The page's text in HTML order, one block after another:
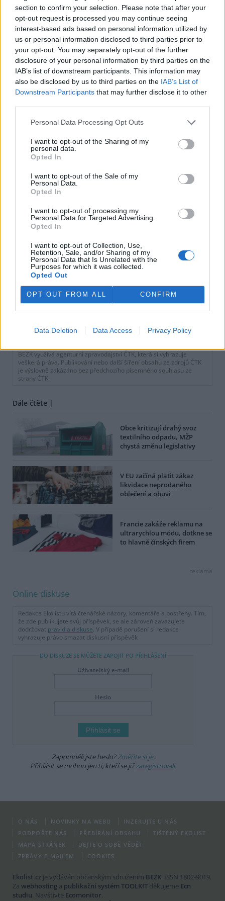
section to confirm your selection. Please note that after your
opt-out request is processed you may continue seeing
interest-based ads based on personal information utilized by
us or personal information disclosed to third parties prior to
your opt-out. You may separately opt-out of the further
disclosure of your personal information by third parties on the
IAB’s list of downstream participants. This information may
also be disclosed by us to third parties on the IAB’s List of
Downstream Participants that may further disclose it to other
Personal Data Processing Opt Outs
I want to opt-out of the Sharing of my
personal data.
Opted In
I want to opt-out of the Sale of my
Personal Data.
Opted In
I want to opt-out of processing my
Personal Data for Targeted Advertising.
Opted In
I want to opt-out of Collection, Use,
Retention, Sale, and/or Sharing of my
Personal Data that Is Unrelated with the
Purposes for which it was collected.
Opted Out
OPT OUT FROM ALL CONFIRM
Data Deletion Data Access Privacy Policy
Expozice poukazuje také na problém nekonečné repetitivní
práce. Vedle Froňka se na projektu pedagogicky podíleli
vedoucí těchto ateliérů – Simona Rybáková a Jiří Thýn.
Název Wasted Waste lze podle nich chápat jako
nepromarněnou příležitost s odpadem.
V Miláně se studenti představí od 20. do 26. dubna v
bývalé vojenské nemocnici Baggio, v Česku bude k vidění
na podzimním Designbloku.
reklama
tisknout poslat
BEZK využívá agenturní zpravodajství ČTK, která si vyhrazuje
veškerá práva. Publikování nebo další šíření obsahu ze zdrojů ČTK
je výslovně zakázáno bez předchozího písemného souhlasu ze
strany ČTK.
Dále čtěte |
Obce kritizují drahý svoz
textilního odpadu, MŽP
chystá změnu legislativy
V EU začíná platit zákaz
likvidace neprodaného
oblečení a obuvi
Francie zakáže reklamu na
ultrarychlou módu, dotkne se
to hlavně čínských firem
reklama
Online diskuse
Redakce Ekolistu vítá čtenářské názory, komentáře a postřehy. Tím,
že zde publikujete svůj příspěvek, se ale zároveň zavazujete
dodržovat pravidla diskuse. V případě porušení si redakce
vyhrazuje právo smazat diskusní příspěvěk
DO DISKUZE SE MŮŽETE ZAPOJIT PO PŘIHLÁŠENÍ
Uživatelský e-mail
Heslo
Zapomněli jste heslo?Změňte si je.
Přihlásit se mohou jen ti, kteří se jižzaregistrovali.
O NÁS NOVINKY NA WEBU
INZERUJTE U NÁS
PODPOŘTE NÁS
PŘEBÍRÁNÍ OBSAHU
TIŠTĚNÝ EKOLIST
MAPA STRÁNEK
DEJTE O SOBĚ VĚDĚT
ZPRÁVY E-MAILEM
COOKIES
Ekolist.cz je vydáván občanským sdružením BEZK. ISSN 1802-9019.
Za webhosting a publikační systém TOOLKIT děkujeme Ecn
studiu. Navštivte Ecomonitor.